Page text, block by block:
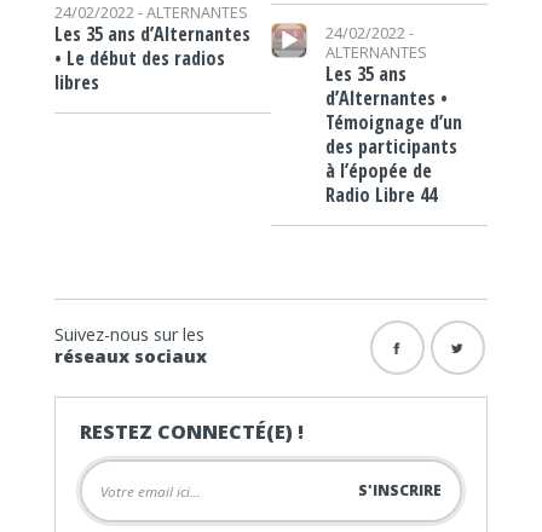
24/02/2022 -ALTERNANTES
Les 35 ans d’Alternantes
• Le début des radios
libres
Lecteur audio
24/02/2022 -
ALTERNANTES
Les 35 ans
d’Alternantes •
Témoignage d’un
des participants
à l’épopée de
Radio Libre 44
Suivez-nous sur les
réseaux sociaux
RESTEZ CONNECTÉ(E) !